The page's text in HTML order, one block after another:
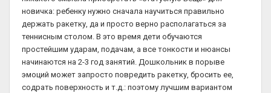
новичка: ребенку нужно сначала научиться правильно
держать ракетку, да и просто верно располагаться за
теннисным столом. В это время дети обучаются
простейшим ударам, подачам, а все тонкости и нюансы
начинаются на 2-3 год занятий. Дошкольник в порыве
эмоций может запросто повредить ракетку, бросить ее,
содрать поверхность и т.д.: поэтому лучшим вариантом